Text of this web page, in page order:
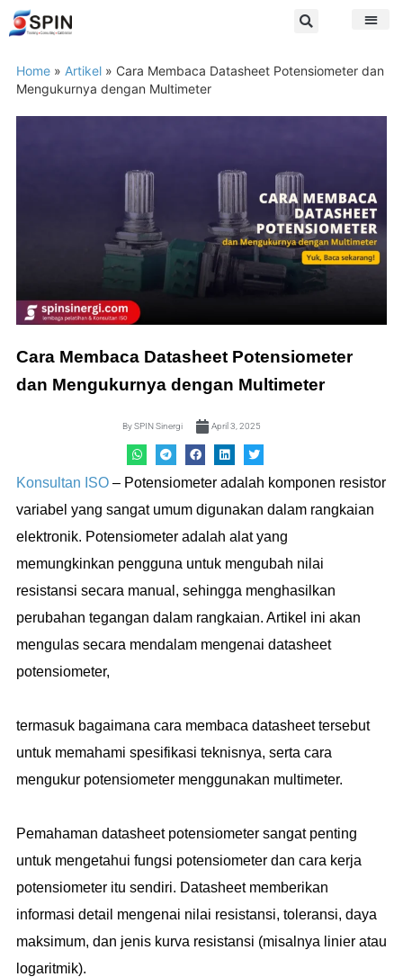
Home » Artikel » Cara Membaca Datasheet Potensiometer dan
Mengukurnya dengan Multimeter
Cara Membaca Datasheet Potensiometer
dan Mengukurnya dengan Multimeter
BySPIN Sinergi April 3, 2025
Konsultan ISO – Potensiometer adalah komponen resistor
variabel yang sangat umum digunakan dalam rangkaian
elektronik. Potensiometer adalah alat yang
memungkinkan pengguna untuk mengubah nilai
resistansi secara manual, sehingga menghasilkan
perubahan tegangan dalam rangkaian. Artikel ini akan
mengulas secara mendalam mengenai datasheet
potensiometer,
termasuk bagaimana cara membaca datasheet tersebut
untuk memahami spesifikasi teknisnya, serta cara
mengukur potensiometer menggunakan multimeter.
Pemahaman datasheet potensiometer sangat penting
untuk mengetahui fungsi potensiometer dan cara kerja
potensiometer itu sendiri. Datasheet memberikan
informasi detail mengenai nilai resistansi, toleransi, daya
maksimum, dan jenis kurva resistansi (misalnya linier atau
logaritmik).